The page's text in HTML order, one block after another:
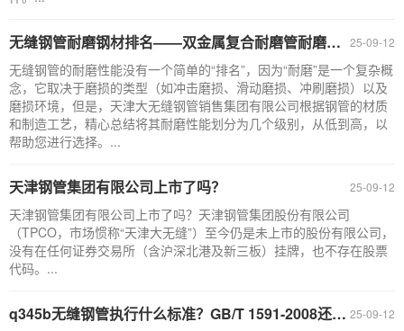
25-09-12
无缝钢管耐磨钢材排名——双金属复合耐磨管耐磨性能最高
无缝钢管的耐磨性能没有一个简单的“排名”，因为“耐磨”是一个复杂概
念，它取决于磨损的类型（如冲击磨损、滑动磨损、冲刷磨损）以及
磨损环境，但是，天津大无缝钢管销售集团有限公司根据钢管的材质
和制造工艺，精心总结将其耐磨性能划分为几个级别，从低到高，以
帮助您进行选择。...
25-09-12
天津钢管集团有限公司上市了吗？
天津钢管集团有限公司上市了吗？天津钢管集团股份有限公司
（TPCO，市场惯称“天津大无缝”）至今仍是未上市的股份有限公司，
没有在任何证券交易所（含沪深北港及新三板）挂牌，也不存在股票
代码。...
25-09-12
q345b无缝钢管执行什么标准？GB/T 1591-2008还是GB/T 1591-2018？